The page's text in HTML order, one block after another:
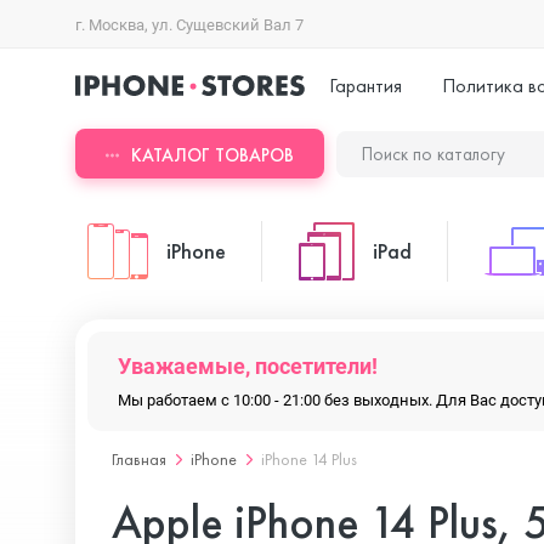
г. Москва, ул. Сущевский Вал 7
Гарантия Политика
КАТАЛОГ ТОВАРОВ
iPhone
iPhone 17 Pro
iPad
Уважаемые, посетители!
Мы работаем с 10:00 - 21:00 без выходных. Для Вас
Главная iPhone iPhone 14 Plus
Apple iPhone 14 Plus,